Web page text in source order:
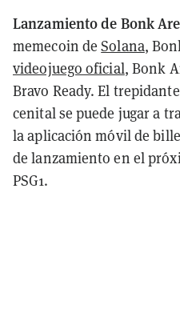
Lanzamiento de Bonk
memecoin deSolana,
videojuego oficial, Bonk
Bravo Ready. El
cenital se puede jugar a
la aplicación móvil de
de lanzamiento en el
PSG1.